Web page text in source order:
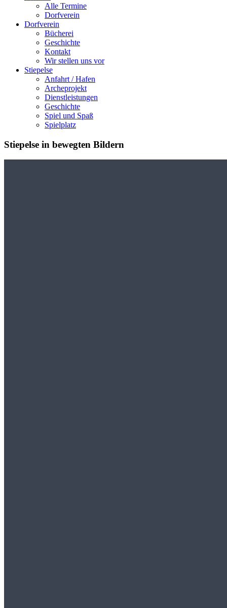
Alle Termine
Dorfverein
Dorfverein
Bücherei
Geschichte
Kontakt
Wir stellen uns vor
Stiepelse
Anfahrt / Hafen
Archeprojekt
Dienstleistungen
Geschichte
Spiel und Spaß
Spielplatz
Stiepelse in bewegten Bildern